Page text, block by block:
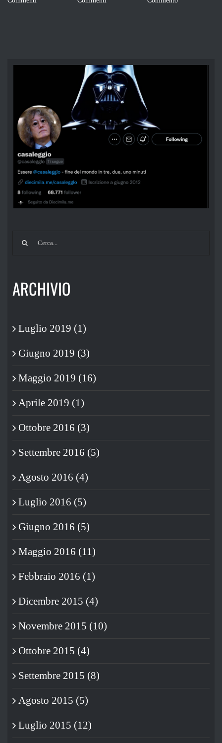
Cerca
ARCHIVIO
Luglio 2019 (1)
Giugno 2019 (3)
Maggio 2019 (16)
Aprile 2019 (1)
Ottobre 2016 (3)
Settembre 2016 (5)
Agosto 2016 (4)
Luglio 2016 (5)
Giugno 2016 (5)
Maggio 2016 (11)
Febbraio 2016 (1)
Dicembre 2015 (4)
Novembre 2015 (10)
Ottobre 2015 (4)
Settembre 2015 (8)
Agosto 2015 (5)
Luglio 2015 (12)